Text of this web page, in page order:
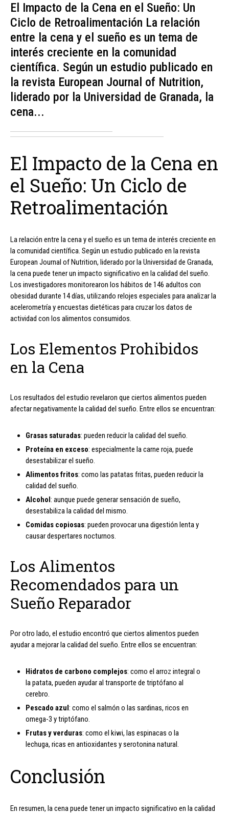
El Impacto de la Cena en el Sueño: Un
Ciclo de Retroalimentación La relación
entre la cena y el sueño es un tema de
interés creciente en la comunidad
científica. Según un estudio publicado en
la revista European Journal of Nutrition,
liderado por la Universidad de Granada, la
cena...
El Impacto de la Cena en
el Sueño: Un Ciclo de
Retroalimentación
La relación entre la cena y el sueño es un tema de interés creciente en
la comunidad científica. Según un estudio publicado en la revista
European Journal of Nutrition, liderado por la Universidad de Granada,
la cena puede tener un impacto significativo en la calidad del sueño.
Los investigadores monitorearon los hábitos de 146 adultos con
obesidad durante 14 días, utilizando relojes especiales para analizar la
acelerometría y encuestas dietéticas para cruzar los datos de
actividad con los alimentos consumidos.
Los Elementos Prohibidos
en la Cena
Los resultados del estudio revelaron que ciertos alimentos pueden
afectar negativamente la calidad del sueño. Entre ellos se encuentran:
Grasas saturadas: pueden reducir la calidad del sueño.
Proteína en exceso: especialmente la carne roja, puede
desestabilizar el sueño.
Alimentos fritos: como las patatas fritas, pueden reducir la
calidad del sueño.
Alcohol: aunque puede generar sensación de sueño,
desestabiliza la calidad del mismo.
Comidas copiosas: pueden provocar una digestión lenta y
causar despertares nocturnos.
Los Alimentos
Recomendados para un
Sueño Reparador
Por otro lado, el estudio encontró que ciertos alimentos pueden
ayudar a mejorar la calidad del sueño. Entre ellos se encuentran:
Hidratos de carbono complejos: como el arroz integral o
la patata, pueden ayudar al transporte de triptófano al
cerebro.
Pescado azul: como el salmón o las sardinas, ricos en
omega-3 y triptófano.
Frutas y verduras: como el kiwi, las espinacas o la
lechuga, ricas en antioxidantes y serotonina natural.
Conclusión
En resumen, la cena puede tener un impacto significativo en la calidad